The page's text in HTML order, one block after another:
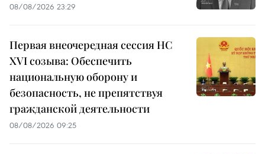
08/08/2026 23:29
Первая внеочередная сессия НС
XVI созыва: Обеспечить
национальную оборону и
безопасность, не препятствуя
гражданской деятельности
08/08/2026 09:25